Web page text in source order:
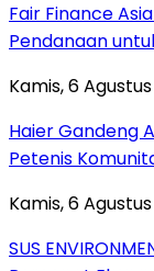
Fair Finance
Pendanaan
Kamis, 6 Agustus
Haier Gandeng
Petenis
Kamis, 6
SUS